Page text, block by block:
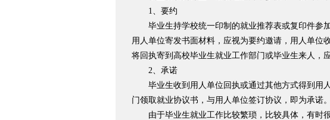
1、要约
毕业生持学校统一印制的就业推荐表或复印件参
用人单位寄发书面材料，应视为要约邀请，用人单位
将回执寄到高校毕业生就业工作部门或毕业生来人，应
2、承诺
毕业生收到用人单位回执或通过其他方式得到用
门领取就业协议书，与用人单位签订协议，即为承诺。
由于毕业生就业工作比较繁琐，比较具体，有时